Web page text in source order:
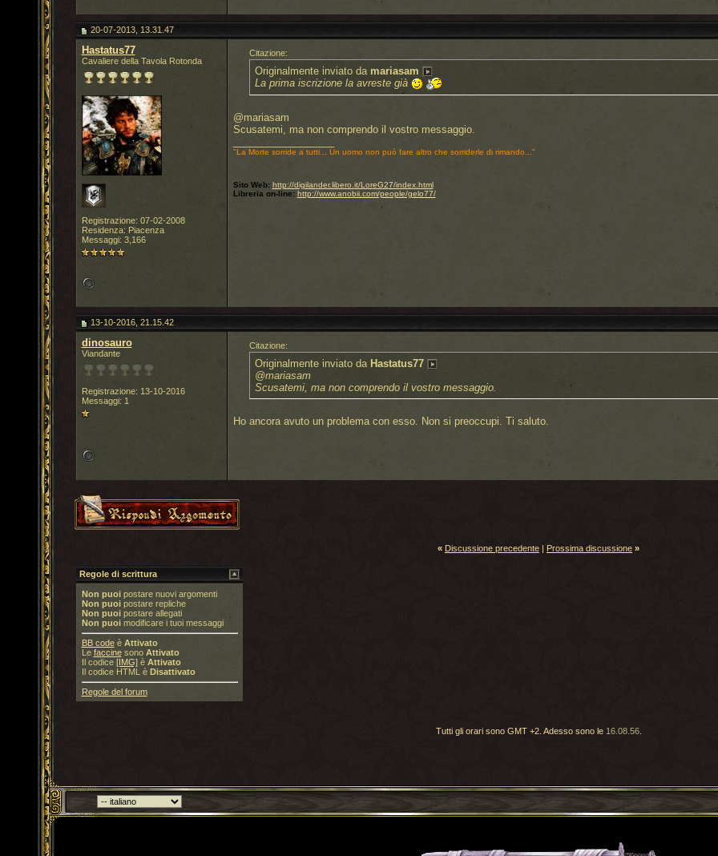
20-07-2013, 13.31.47
Hastatus77
Cavaliere della Tavola Rotonda
Registrazione: 07-02-2008
Residenza: Piacenza
Messaggi: 3,166
Citazione:
Originalmente inviato da mariasam
La prima iscrizione la avreste già
@mariasam
Scusatemi, ma non comprendo il vostro messaggio.
"La Morte sorride a tutti... Un uomo non può fare altro che sorriderle di rimando..."
Sito Web: http://digilander.libero.it/LoreG27/index.html
Libreria on-line: http://www.anobii.com/people/gelo77/
13-10-2016, 21.15.42
dinosauro
Viandante
Registrazione: 13-10-2016
Messaggi: 1
Citazione:
Originalmente inviato da Hastatus77
@mariasam
Scusatemi, ma non comprendo il vostro messaggio.
Ho ancora avuto un problema con esso. Non si preoccupi. Ti saluto.
« Discussione precedente | Prossima discussione »
Regole di scrittura
Non puoipostare nuovi argomenti
Non puoipostare repliche
Non puoipostare allegati
Non puoimodificare i tuoi messaggi
BB codeè Attivato
Le faccinesono Attivato
Il codice [IMG]è Attivato
Il codice HTML è Disattivato
Regole del forum
Tutti gli orari sono GMT +2. Adesso sono le 16.08.56.
Torna indietro